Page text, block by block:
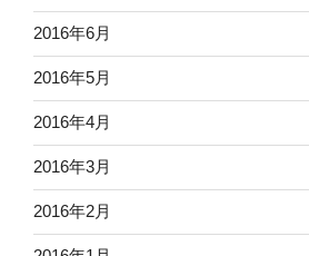
2016年6月
2016年5月
2016年4月
2016年3月
2016年2月